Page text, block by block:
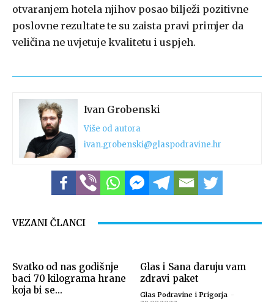
otvaranjem hotela njihov posao bilježi pozitivne
poslovne rezultate te su zaista pravi primjer da
veličina ne uvjetuje kvalitetu i uspjeh.
Ivan Grobenski
Više od autora
ivan.grobenski@glaspodravine.hr
VEZANI ČLANCI
Svatko od nas godišnje
baci 70 kilograma hrane
koja bi se...
Glas i Sana daruju vam
zdravi paket
Glas Podravine i Prigorja -